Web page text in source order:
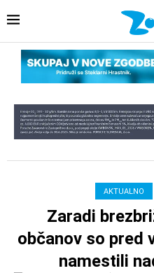
AKTUALNO
Zaradi
občanov so pred
namestili